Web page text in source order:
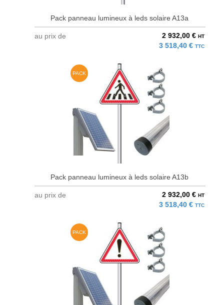
Pack panneau lumineux à leds solaire A13a
au prix de 2 932,00 € HT
3 518,40 € TTC
PACK
Pack panneau lumineux à leds solaire A13b
au prix de 2 932,00 € HT
3 518,40 € TTC
PACK